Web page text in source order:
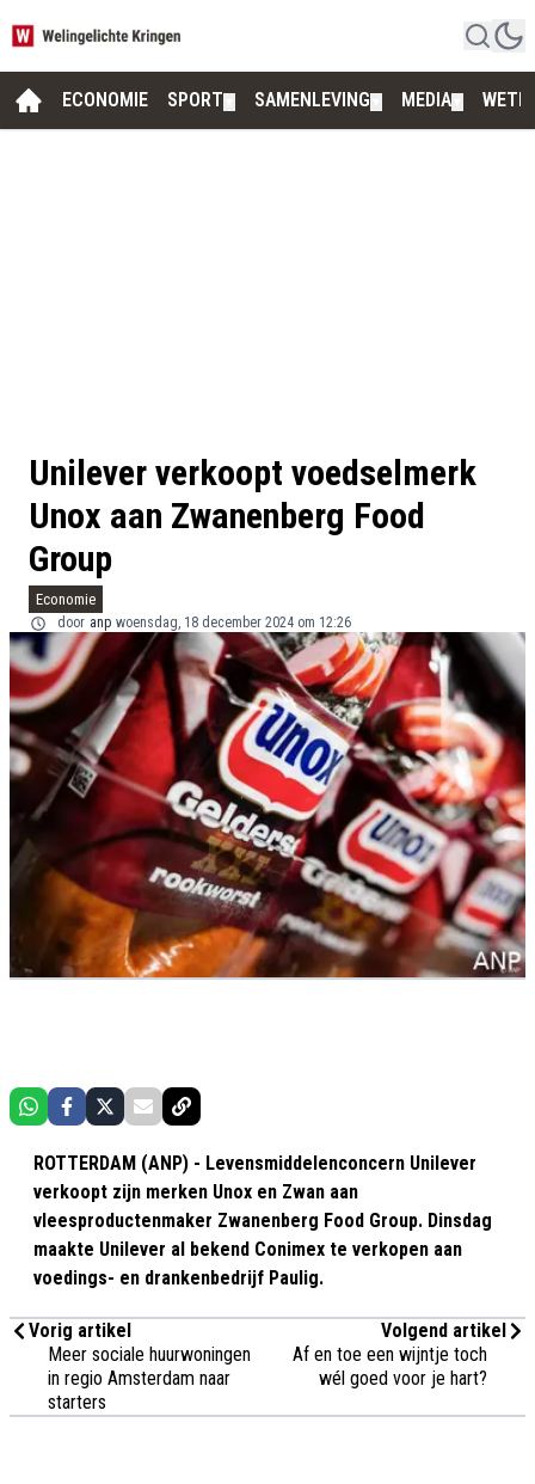
ECONOMIE SPORT SAMENLEVING MEDIA
Unilever verkoopt voedselmerk
Unox aan Zwanenberg Food
Group
Economie
door anp woensdag, 18 december 2024 om 12:26
ROTTERDAM (ANP) - Levensmiddelenconcern Unilever
verkoopt zijn merken Unox en Zwan aan
vleesproductenmaker Zwanenberg Food Group. Dinsdag
maakte Unilever al bekend Conimex te verkopen aan
voedings- en drankenbedrijf Paulig.
Vorig artikel
Meer sociale huurwoningen
in regio Amsterdam naar
starters
Volgend artikel
Af en toe een wijntje toch
wél goed voor je hart?